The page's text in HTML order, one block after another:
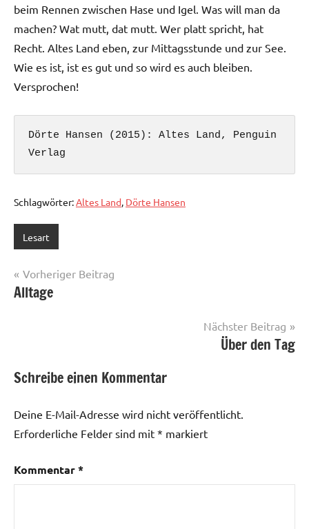
beim Rennen zwischen Hase und Igel. Was will man da
machen? Wat mutt, dat mutt. Wer platt spricht, hat
Recht. Altes Land eben, zur Mittagsstunde und zur See.
Wie es ist, ist es gut und so wird es auch bleiben.
Versprochen!
Dörte Hansen (2015): Altes Land, Penguin
Verlag
Schlagwörter:Altes Land, Dörte Hansen
Lesart
Beitragsnavigation
Vorheriger Beitrag
Alltage
Nächster Beitrag
Über den Tag
Schreibe einen Kommentar
Deine E-Mail-Adresse wird nicht veröffentlicht.
Erforderliche Felder sind mit * markiert
Kommentar*